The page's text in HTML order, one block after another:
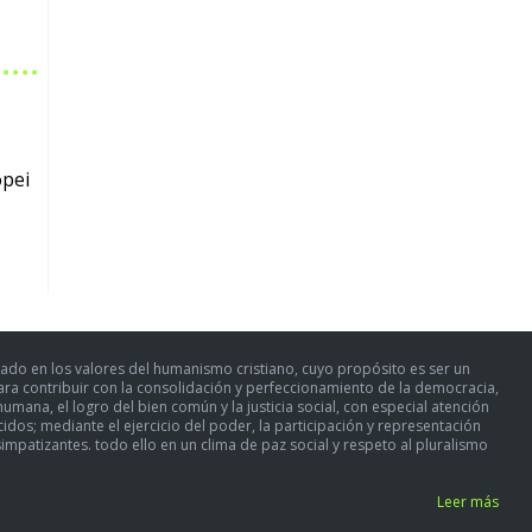
en los valores del humanismo cristiano, cuyo propósito es ser un
contribuir con la consolidación y perfeccionamiento de la democracia,
el logro del bien común y la justicia social, con especial atención
mediante el ejercicio del poder, la participación y representación
todo ello en un clima de paz social y respeto al pluralismo
Leer más